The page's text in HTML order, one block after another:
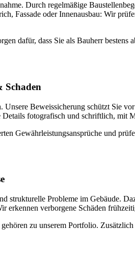
Durch regelmäßige
Fassade oder Innenausbau: Wir
dafür, dass Sie als Bauherr
Schaden
Beweissicherung schützt Sie
fotografisch und schriftlich, mit
Gewährleistungsansprüche und
Probleme im Gebäude.
verborgene Schäden
zu unserem Portfolio.